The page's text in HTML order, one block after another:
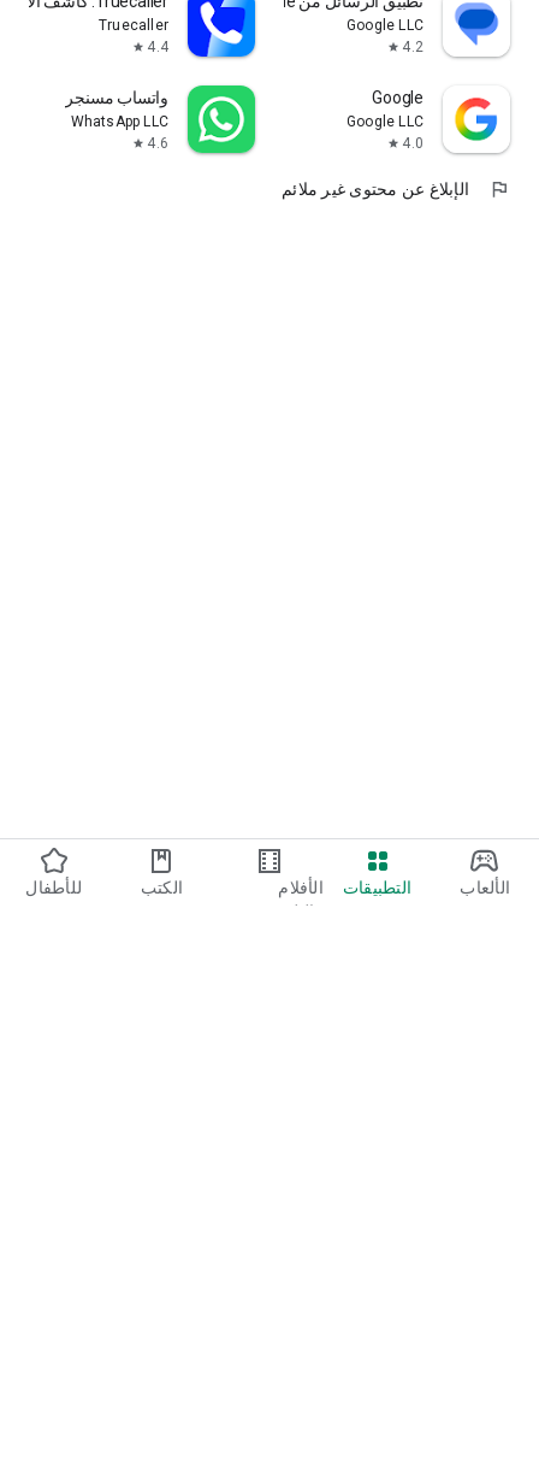
الألعاب التطبيقات
الأفلام
والتلفزيون
الكتب للأطفال
Google LLC
4.2
star
Truecaller
4.4
star
Google
Google LLC
4.0
star
واتساب مسنجر
WhatsApp LLC
4.6
star
flag الإبلاغ عن محتوى غير ملائم